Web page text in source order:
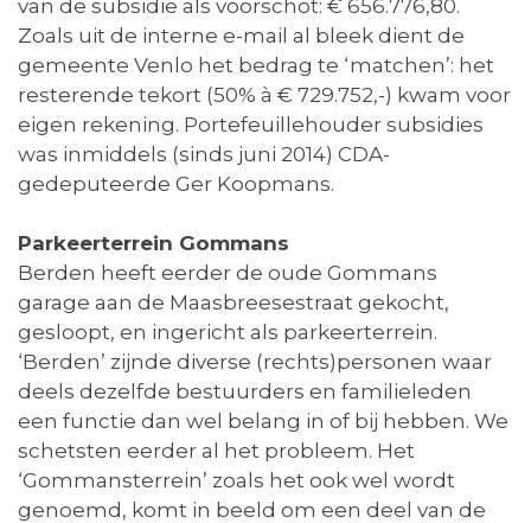
van de subsidie als voorschot: € 656.776,80.
Zoals uit de interne e-mail al bleek dient de
gemeente Venlo het bedrag te ‘matchen’: het
resterende tekort (50% à € 729.752,-) kwam voor
eigen rekening. Portefeuillehouder subsidies
was inmiddels (sinds juni 2014) CDA-
gedeputeerde Ger Koopmans.
Parkeerterrein Gommans
Berden heeft eerder de oude Gommans
garage aan de Maasbreesestraat gekocht,
gesloopt, en ingericht als parkeerterrein.
‘Berden’ zijnde diverse (rechts)personen waar
deels dezelfde bestuurders en familieleden
een functie dan wel belang in of bij hebben. We
schetsten eerder al het probleem. Het
‘Gommansterrein’ zoals het ook wel wordt
genoemd, komt in beeld om een deel van de